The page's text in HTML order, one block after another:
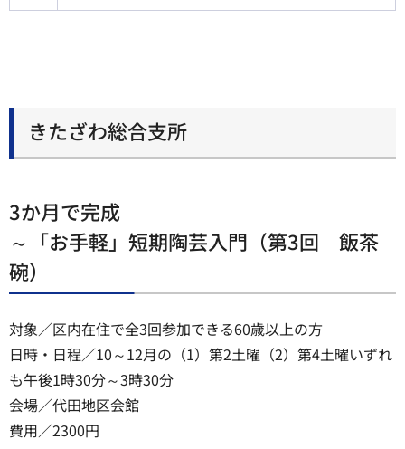
きたざわ総合支所
3か月で完成
～「お手軽」短期陶芸入門（第3回 飯茶
碗）
対象／区内在住で全3回参加できる60歳以上の方
日時・日程／10～12月の（1）第2土曜（2）第4土曜いずれ
も午後1時30分～3時30分
会場／代田地区会館
費用／2300円